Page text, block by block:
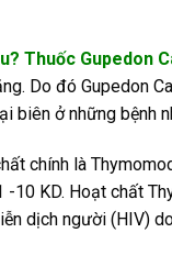
Thuốc Gupedon
Do đó Gupedon
biên ở những bệnh
chính là
10 KD. Hoạt chất
dịch người (HIV)